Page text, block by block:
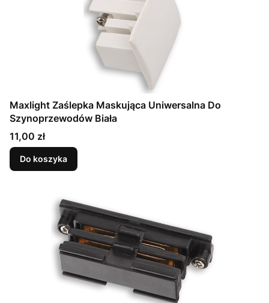
Maxlight Zaślepka Maskująca Uniwersalna Do
Szynoprzewodów Biała
Cena
11,00 zł
Do koszyka